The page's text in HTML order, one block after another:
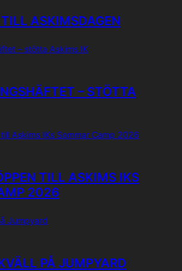
ASKIMSDAGEN
– STÖTTA
TILL ASKIMS IKS
2026
PÅ JUMPYARD